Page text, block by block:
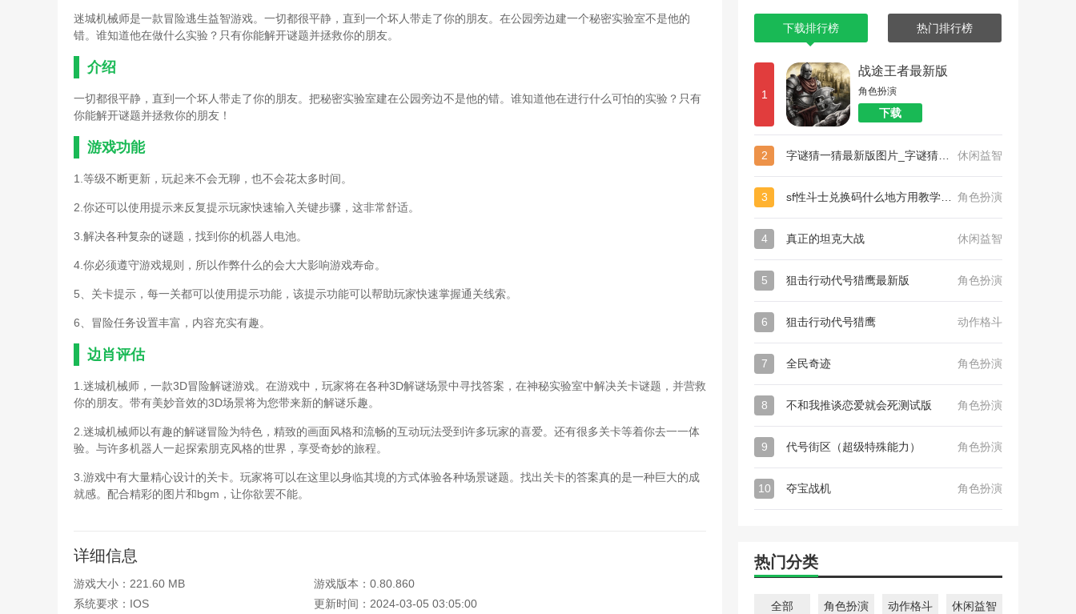
迷城机械师是一款冒险逃生益智游戏。一切都很平静，直到一个坏人带走了你的朋友。在公园旁边建一个秘密实验室不是他的
错。谁知道他在做什么实验？只有你能解开谜题并拯救你的朋友。
介绍
一切都很平静，直到一个坏人带走了你的朋友。把秘密实验室建在公园旁边不是他的错。谁知道他在进行什么可怕的实验？只有
你能解开谜题并拯救你的朋友！
游戏功能
1.等级不断更新，玩起来不会无聊，也不会花太多时间。
2.你还可以使用提示来反复提示玩家快速输入关键步骤，这非常舒适。
3.解决各种复杂的谜题，找到你的机器人电池。
4.你必须遵守游戏规则，所以作弊什么的会大大影响游戏寿命。
5、关卡提示，每一关都可以使用提示功能，该提示功能可以帮助玩家快速掌握通关线索。
6、冒险任务设置丰富，内容充实有趣。
边肖评估
1.迷城机械师，一款3D冒险解谜游戏。在游戏中，玩家将在各种3D解谜场景中寻找答案，在神秘实验室中解决关卡谜题，并营救
你的朋友。带有美妙音效的3D场景将为您带来新的解谜乐趣。
2.迷城机械师以有趣的解谜冒险为特色，精致的画面风格和流畅的互动玩法受到许多玩家的喜爱。还有很多关卡等着你去一一体
验。与许多机器人一起探索朋克风格的世界，享受奇妙的旅程。
3.游戏中有大量精心设计的关卡。玩家将可以在这里以身临其境的方式体验各种场景谜题。找出关卡的答案真的是一种巨大的成
就感。配合精彩的图片和bgm，让你欲罢不能。
详细信息
游戏大小：221.60 MB
游戏版本：0.80.860
系统要求：IOS
更新时间：2024-03-05 03:05:00
下载排行榜 热门排行榜
1
战途王者最新版
角色扮演
下载
2 休闲益智
3 角色扮演
4 真正的坦克大战 休闲益智
5 狙击行动代号猎鹰最新版 角色扮演
6 狙击行动代号猎鹰 动作格斗
7 全民奇迹 角色扮演
8 不和我推谈恋爱就会死测试版 角色扮演
9 代号街区（超级特殊能力） 角色扮演
10 夺宝战机 角色扮演
热门分类
全部 角色扮演 动作格斗 休闲益智